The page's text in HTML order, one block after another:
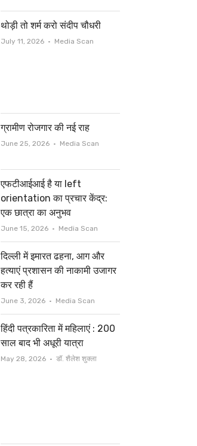
थोड़ी तो शर्म करो संदीप चौधरी
July 11, 2026 Author
Media Scan
ग्रामीण रोजगार की नई राह
June 25, 2026 Author
Media Scan
एफटीआईआई है या left
orientation का प्रचार केंद्र:
एक छात्रा का अनुभव
June 15, 2026 Author
Media Scan
दिल्ली में इमारत ढहना, आग और
हत्याएं प्रशासन की नाकामी उजागर
कर रही हैं
June 3, 2026 Author
Media Scan
हिंदी पत्रकारिता में महिलाएं : 200
साल बाद भी अधूरी यात्रा
May 28, 2026 Author
डॉ. शैलेश शुक्ला